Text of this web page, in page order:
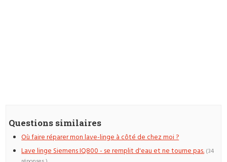
Questions similaires
Où faire réparer mon lave-linge à côté de chez moi ?
Lave linge Siemens IQ800 - se remplit d'eau et ne tourne pas. (34